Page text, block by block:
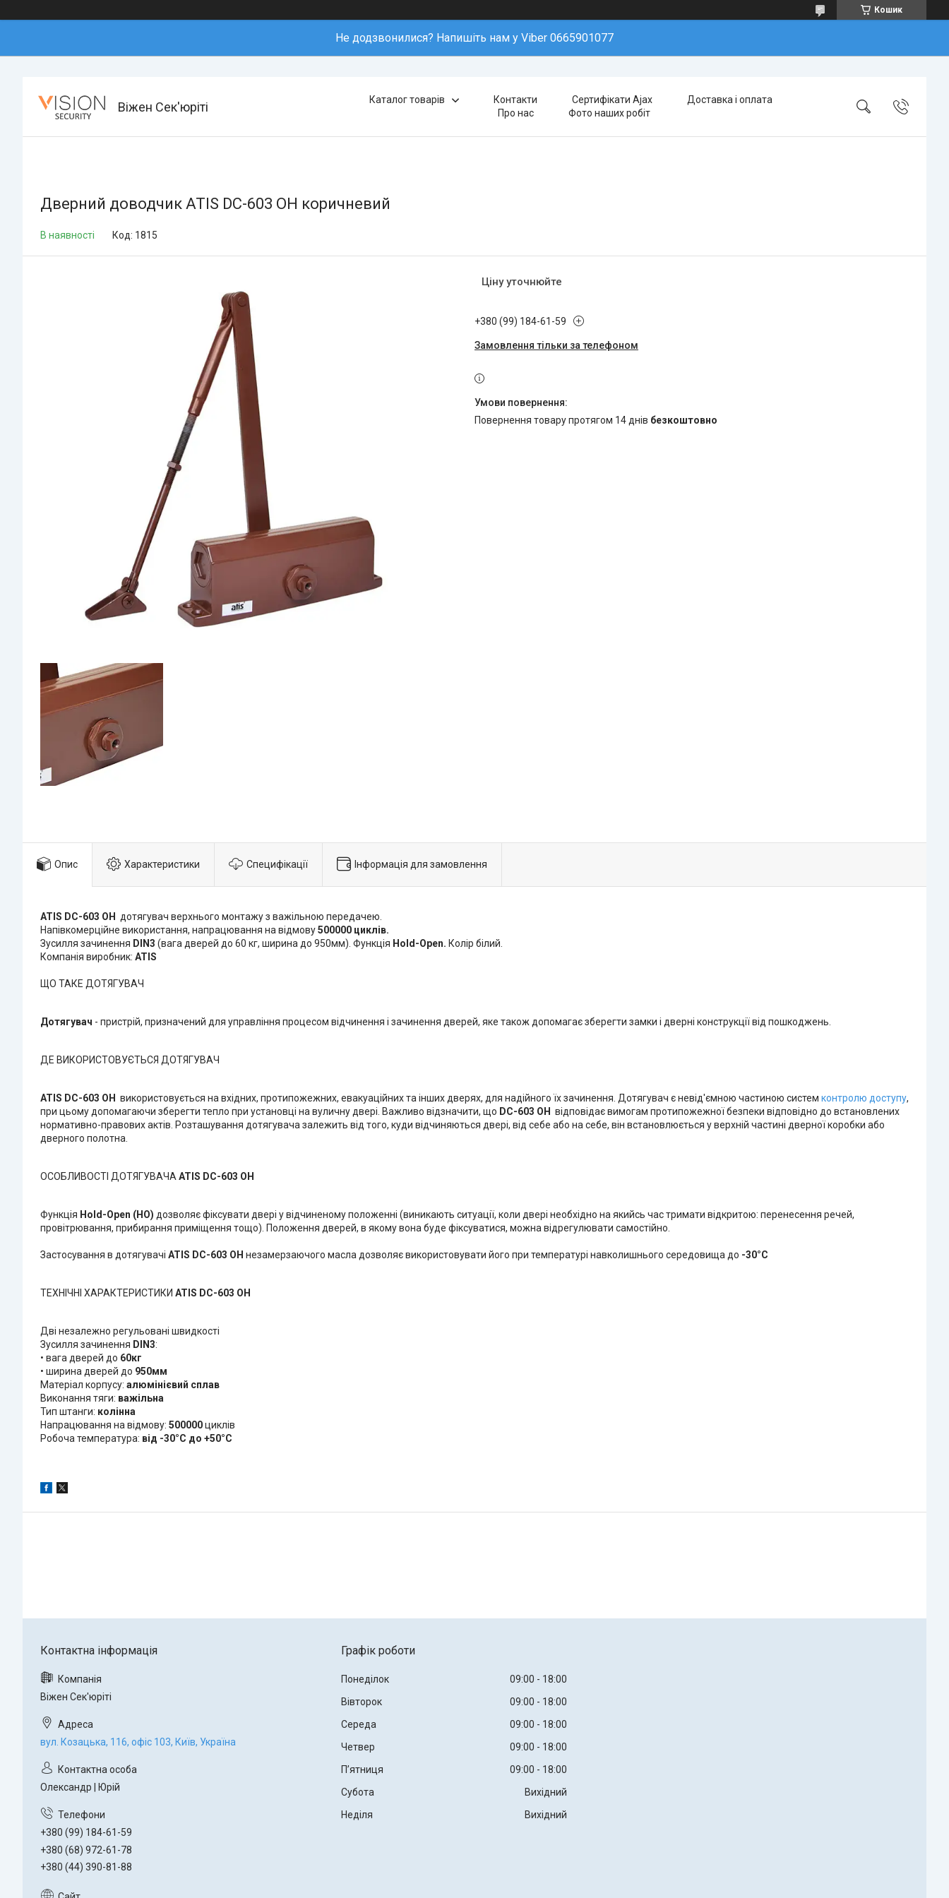
Кошик
Не додзвонилися? Напишіть нам у Viber 0665901077
Віжен Сек'юріті Каталог товарів Контакти Сертифікати Ajax
Доставка і оплата
Про нас
Фото наших робіт
Дверний доводчик ATIS DC-603 OH коричневий
В наявності Код: 1815
Ціну уточнюйте
+380 (99) 184-61-59
Замовлення тільки за телефоном
повернення товару протягом 14 днів безкоштовно
Опис Характеристики Специфікації Інформація для замовлення
ATIS DC-603 OH
дотягувач верхнього монтажу з важільною передачею.
Напівкомерційне використання, напрацювання на відмову500000 циклів.
Зусилля зачинення DIN3 (вага дверей до 60 кг, ширина до 950мм). Функція Hold-Open. Колір білий.
Компанія виробник: ATIS
ЩО ТАКЕ ДОТЯГУВАЧ
Дотягувач - пристрій, призначений для управління процесом відчинення і зачинення дверей, яке також допомагає зберегти замки і дверні конструкції від пошкоджень.
ДЕ ВИКОРИСТОВУЄТЬСЯ ДОТЯГУВАЧ
ATIS DC-603 OH використовується на вхідних, протипожежних, евакуаційних та інших дверях, для надійного їх зачинення. Дотягувач є невід'ємною частиною систем контролю доступу,
при цьому допомагаючи зберегти тепло при установці на вуличну двері. Важливо відзначити, що DC-603 OH відповідає вимогам протипожежної безпеки відповідно до встановлених
нормативно-правових актів. Розташування дотягувача залежить від того, куди відчиняються двері, від себе або на себе, він встановлюється у верхній частині дверної коробки або
дверного полотна.
ОСОБЛИВОСТІ ДОТЯГУВАЧА ATIS DC-603 OH
Функція Hold-Open (HO) дозволяє фіксувати двері у відчиненому положенні (виникають ситуації, коли двері необхідно на якийсь час тримати відкритою: перенесення речей,
провітрювання, прибирання приміщення тощо). Положення дверей, в якому вона буде фіксуватися, можна відрегулювати самостійно.
Застосування в дотягувачі ATIS DC-603 OH незамерзаючого масла дозволяє використовувати його при температурі навколишнього середовища до -30°C
ТЕХНІЧНІ ХАРАКТЕРИСТИКИ ATIS DC-603 OH
Дві незалежно регульовані швидкості
Зусилля зачинення DIN3:
• вага дверей до 60кг
• ширина дверей до 950мм
Матеріал корпусу: алюмінієвий сплав
Виконання тяги: важільна
Тип штанги: колінна
Напрацювання на відмову: 500000циклів
Робоча температура: від -30°C до +50°C
Віжен Сек'юріті
вул. Козацька, 116, офіс 103, Київ, Україна
Олександр | Юрій
+380 (99) 184-61-59
+380 (68) 972-61-78
+380 (44) 390-81-88
Графік роботи
Понеділок 09:00
18:00
Вівторок
09:00
18:00
Середа
09:00
18:00
Четвер
09:00
18:00
Пʼятниця
09:00
18:00
Субота
Вихідний
Неділя
Вихідний